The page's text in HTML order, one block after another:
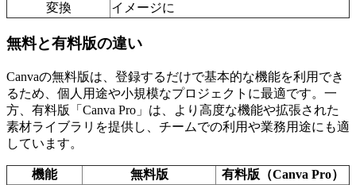
変換
イメージに
無料と有料版の違い
Canvaの無料版は、登録するだけで基本的な機能を利用でき
るため、個人用途や小規模なプロジェクトに最適です。一
方、有料版「Canva Pro」は、より高度な機能や拡張された
素材ライブラリを提供し、チームでの利用や業務用途にも適
しています。
機能 無料版 有料版（Canva Pro）